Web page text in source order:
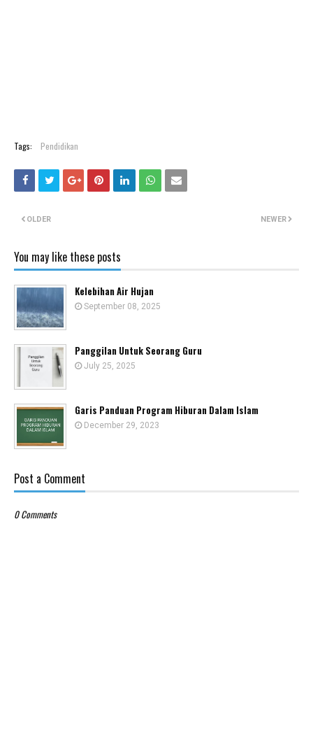
Tags: Pendidikan
NEWER
OLDER
You may like these posts
Kelebihan Air Hujan
September 08, 2025
Panggilan Untuk Seorang Guru
July 25, 2025
Garis Panduan Program Hiburan Dalam Islam
December 29, 2023
Post a Comment
0 Comments